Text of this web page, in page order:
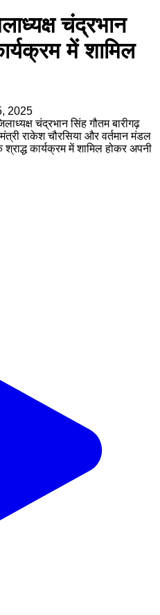
चंद्रभान
में शामिल
2025
चंद्रभान सिंह गौतम बारीगढ़
राकेश चौरसिया और वर्तमान मंडल
कार्यक्रम में शामिल होकर अपनी